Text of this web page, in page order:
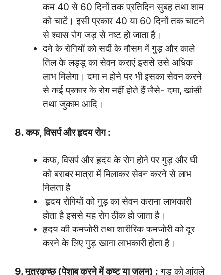
कम 40 से 60 दिनों तक प्रतिदिन सुबह तथा शाम
को चाटें। इसी प्रकार 40 या 60 दिनों तक चाटने
से श्वास रोग जड़ से नष्ट हो जाता है।
दमे के रोगियों को सर्दी के मौसम में गुड़ और काले
तिल के लड्डू का सेवन कराएं इससे उसे अधिक
लाभ मिलेगा। दमा न होने पर भी इसका सेवन करने
से कई प्रकार के रोग नहीं होते हैं जैसे- दमा, खांसी
तथा जुकाम आदि।
8. कफ, विसर्प और हृदय रोग :
कफ, विसर्प और हृदय के रोग होने पर गुड़ और घी
को बराबर मात्रा में मिलाकर सेवन करने से लाभ
मिलता है।
हृदय रोगियों को गुड़ का सेवन कराना लाभकारी
होता है इससे यह रोग ठीक हो जाता है।
हृदय की कमजोरी तथा शारीरिक कमजोरी को दूर
करने के लिए गुड़ खाना लाभकारी होता है।
9. मूत्रकृच्छ (पेशाब करने में कष्ट या जलन) : गुड़ को आंवले